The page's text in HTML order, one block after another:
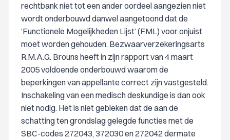
rechtbank niet tot een ander oordeel aangezien niet
wordt onderbouwd danwel aangetoond dat de
‘Functionele Mogelijkheden Lijst’ (FML) voor onjuist
moet worden gehouden. Bezwaarverzekeringsarts
R.M.A.G. Brouns heeft in zijn rapport van 4 maart
2005 voldoende onderbouwd waarom de
beperkingen van appellante correct zijn vastgesteld.
Inschakeling van een medisch deskundige is dan ook
niet nodig. Het is niet gebleken dat de aan de
schatting ten grondslag gelegde functies met de
SBC-codes 272043, 372030 en 272042 dermate